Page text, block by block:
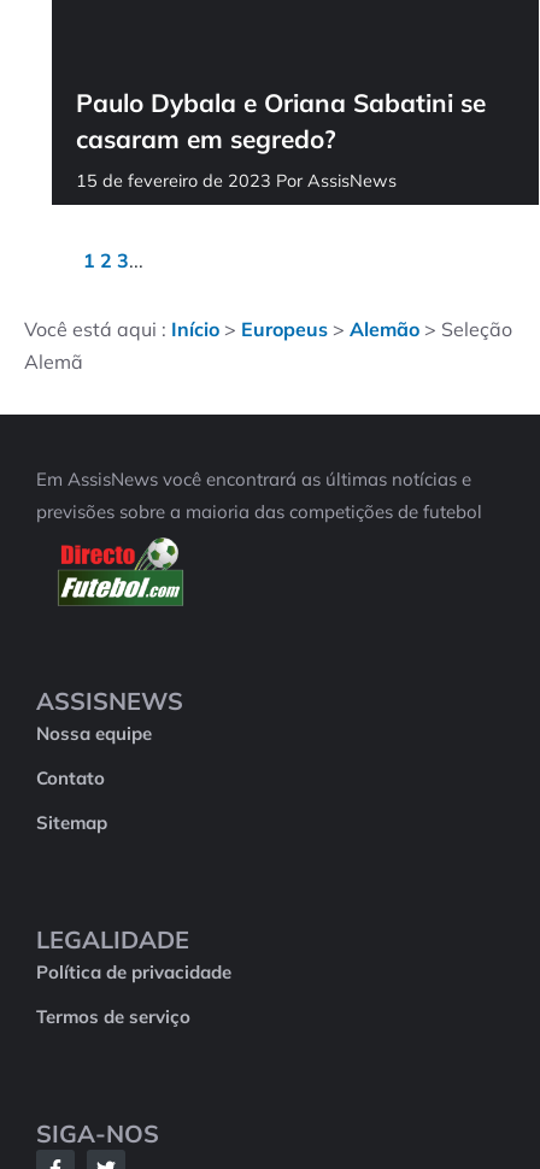
Paulo Dybala e Oriana Sabatini se
casaram em segredo?
15 de fevereiro de 2023 PorAssisNews
1 2 3...
Você está aqui : Início > Europeus > Alemão > Seleção
Alemã
Em AssisNews você encontrará as últimas notícias e
previsões sobre a maioria das competições de futebol
ASSISNEWS
Nossa equipe
Contato
Sitemap
LEGALIDADE
Política de privacidade
Termos de serviço
SIGA-NOS